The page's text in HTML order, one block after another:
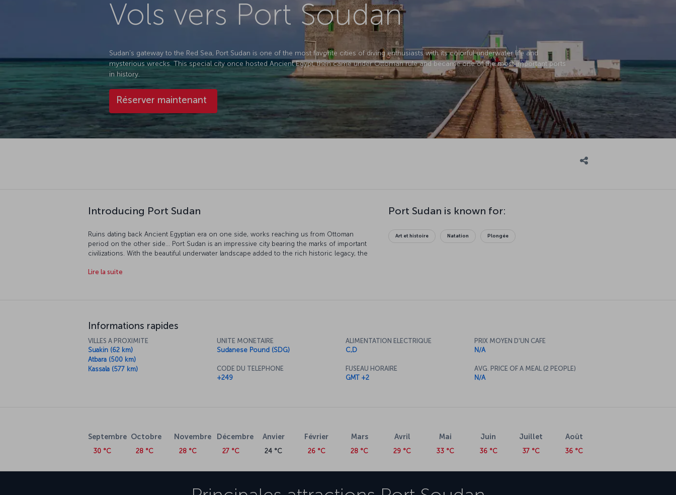
Vols vers Port Soudan
Sudan’s gateway to the Red Sea, Port Sudan is one of the most favorite cities of diving enthusiasts with its colorful underwater life and
mysterious wrecks. This special city once hosted Ancient Egypt, then came under Ottoman rule and became one of the most important ports
in history.
Réserver maintenant
Introducing Port Sudan
Ruins dating back Ancient Egyptian era on one side, works reaching us from Ottoman
period on the other side... Port Sudan is an impressive city bearing the marks of important
civilizations. With the beautiful underwater landscape added to the rich historic legacy, the
especially diving enthusiasts.
Lire la suite
Port Sudan is known for:
Art et histoire Natation Plongée
Informations rapides
VILLES A PROXIMITE
Suakin (62 km)
Atbara (500 km)
Kassala (577 km)
UNITE MONETAIRE
Sudanese Pound (SDG)
CODE DU TELEPHONE
+249
ALIMENTATION ELECTRIQUE
C,D
FUSEAU HORAIRE
GMT +2
PRIX MOYEN D'UN CAFE
N/A
AVG. PRICE OF A MEAL (2 PEOPLE)
N/A
Septembre
30 °C
Octobre
28 °C
Novembre
28 °C
Décembre
27 °C
Anvier
24 °C
Février
26 °C
Mars
28 °C
Avril
29 °C
Mai
33 °C
Juin
36 °C
Juillet
37 °C
Août
36 °C